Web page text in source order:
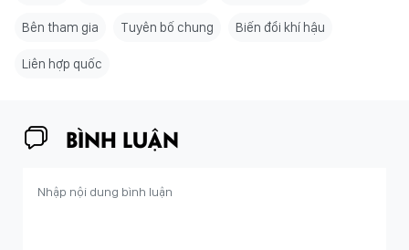
Bên tham gia Tuyên bố chung Biến đổi khí hậu
Liên hợp quốc
BÌNH LUẬN